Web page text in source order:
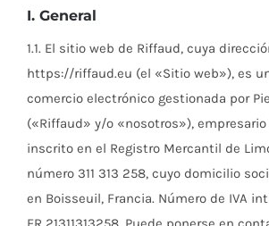
I. General
1.1. El sitio web de Riffaud, cuya
https://riffaud.eu (el «Sitio web»), es
comercio electrónico gestionada por
(«Riffaud» y/o «nosotros»),
inscrito en el Registro Mercantil de
número 311 313 258, cuyo domicilio
en Boisseuil, Francia. Número de IVA